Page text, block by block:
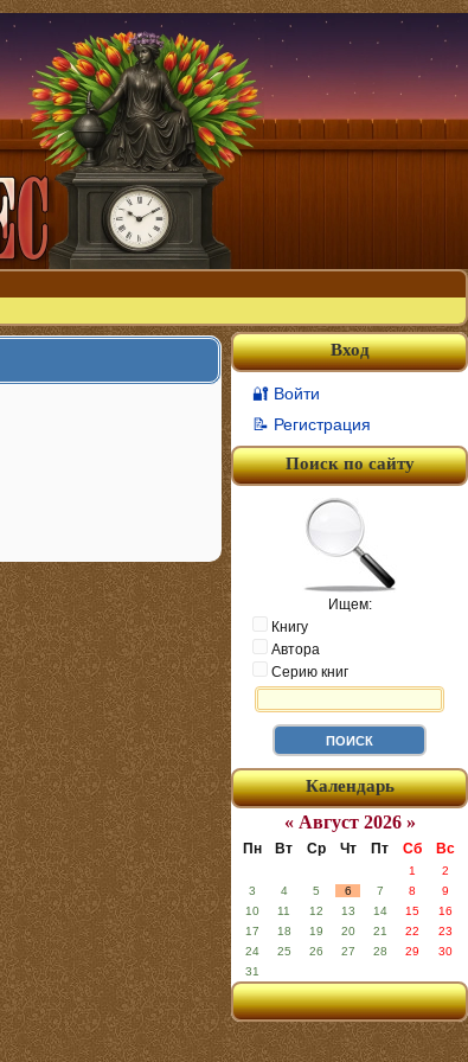
Вход
🔐 Войти
📝 Регистрация
Поиск по сайту
Ищем:
Книгу
Автора
Серию книг
Календарь
« Август 2026 »
Пн Вт Ср Чт Пт Сб Вс
1
2
3
4 5 6 7 8
9
10
11 12 13 14 15
16
17
18 19 20 21 22
23
24
25 26 27 28 29
30
31